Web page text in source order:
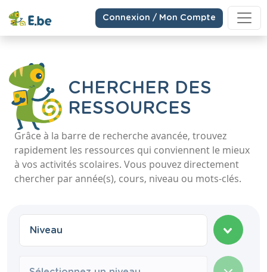
Connexion / Mon Compte
CHERCHER DES
RESSOURCES
Grâce à la barre de recherche avancée, trouvez
rapidement les ressources qui conviennent le mieux
à vos activités scolaires. Vous pouvez directement
chercher par année(s), cours, niveau ou mots-clés.